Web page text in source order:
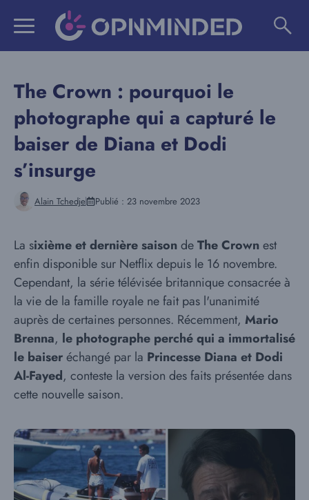
The Crown : pourquoi le
photographe qui a capturé le
baiser de Diana et Dodi
s’insurge
Alain Tchedje Publié : 23 novembre 2023
La sixième et dernière saisondeThe Crownest
enfin disponible sur Netflix depuis le 16 novembre.
Cependant, la série télévisée britannique consacrée à
la vie de la famille royale ne fait pas l'unanimité
auprès de certaines personnes. Récemment, Mario
Brenna, le photographe perché qui a immortalisé
le baiseréchangé par la Princesse Diana et Dodi
Al-Fayed, conteste la version des faits présentée dans
cette nouvelle saison.